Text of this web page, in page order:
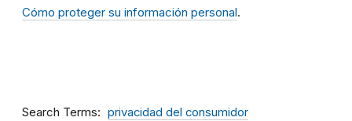
Cómo proteger su información personal.
Search Terms privacidad del consumidor